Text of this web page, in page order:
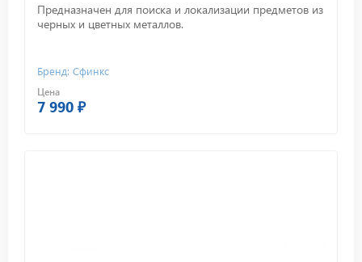
Предназначен для поиска и локализации предметов из
черных и цветных металлов.
Бренд: Сфинкс
Цена
7 990 ₽